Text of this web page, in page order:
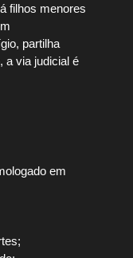
filhos menores
partilha
a via judicial é
em